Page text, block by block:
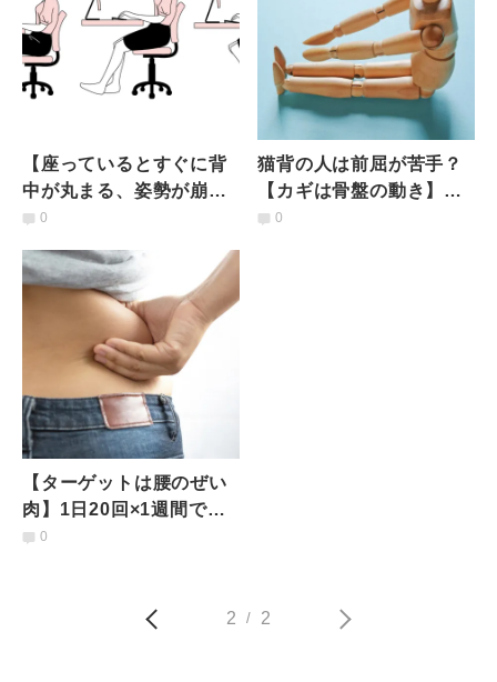
【座っているとすぐに背
中が丸まる、姿勢が崩れ
る人】骨盤を起こせない
サイズ
0
猫背の人は前屈が苦手？
【カギは骨盤の動き】猫
背さんのための前屈上達
0
【ターゲットは腰のぜい
肉】1日20回×1週間で結
果を出す！お腹絞りエク
0
2 / 2